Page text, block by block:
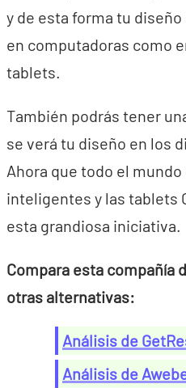
y de esta forma tu
en computadoras como
tablets.
También podrás tener
se verá tu diseño en los
Ahora que todo el
inteligentes y las tablets
esta grandiosa iniciativa.
Compara esta compañía
otras alternativas:
Análisis de
Análisis de